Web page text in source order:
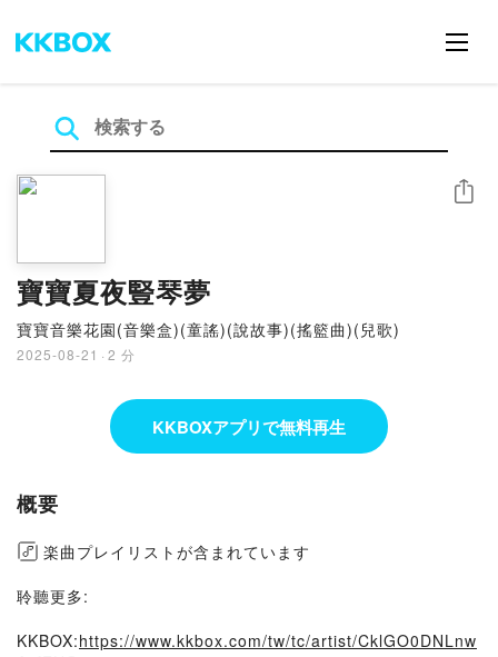
寶寶夏夜豎琴夢
寶寶音樂花園(音樂盒)(童謠)(說故事)(搖籃曲)(兒歌)
2025-08-21 · 2 分
シェア
KKBOXアプリで無料再生
概要
楽曲プレイリストが含まれています
聆聽更多:
KKBOX:https://www.kkbox.com/tw/tc/artist/CklGO0DNLnw